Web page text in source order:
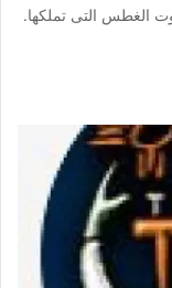
الغطس التى تملكها.